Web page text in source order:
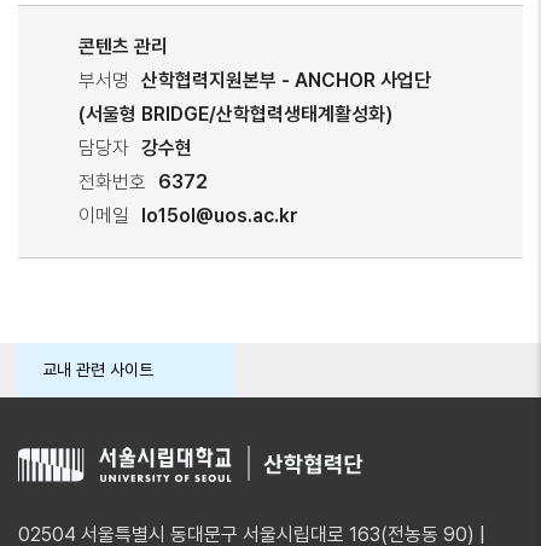
콘텐츠 관리
부서명
산학협력지원본부 - ANCHOR 사업단
(서울형 BRIDGE/산학협력생태계활성화)
담당자 강수현
전화번호
6372
이메일
lo15ol@uos.ac.kr
교내 관련 사이트
02504 서울특별시 동대문구 서울시립대로 163(전농동 90) |